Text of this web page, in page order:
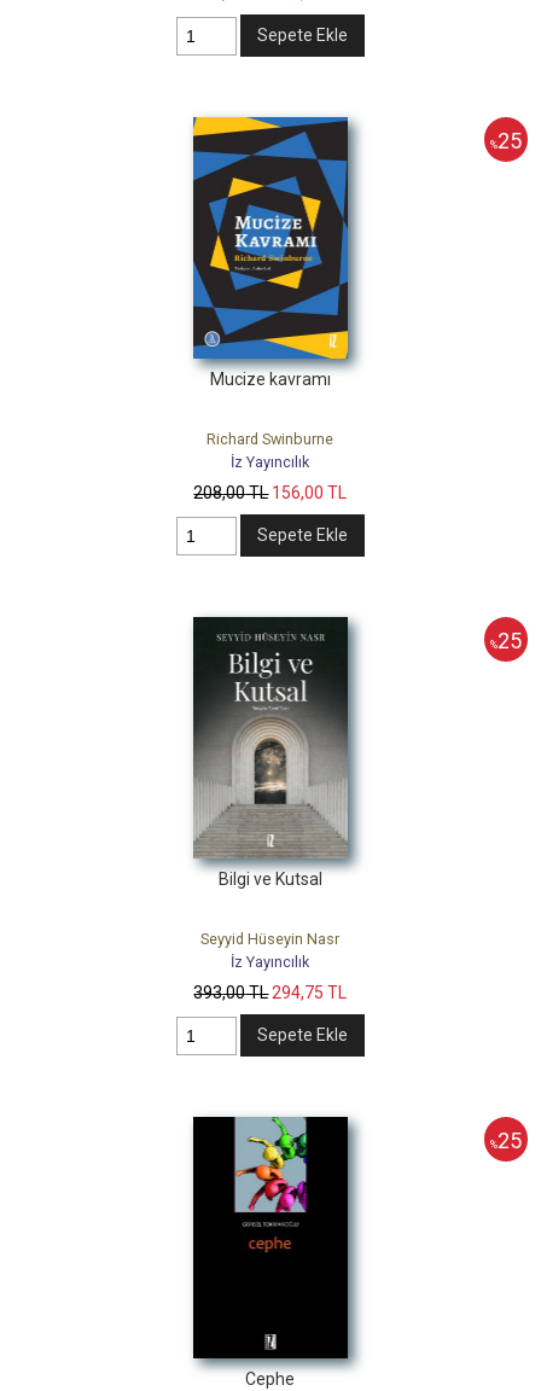
Sepete Ekle
%25
Mucize kavramı
Richard Swinburne
İz Yayıncılık
208,00TL 156,00 TL
Sepete Ekle
%25
Bilgi ve Kutsal
Seyyid Hüseyin Nasr
İz Yayıncılık
393,00TL294,75 TL
Sepete Ekle
%25
Cephe